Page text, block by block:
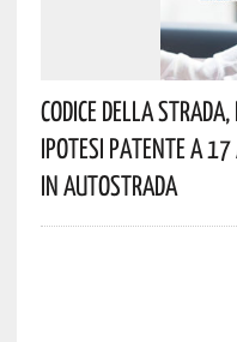
Codice Della
Ipotesi Patente A
In Autostrada